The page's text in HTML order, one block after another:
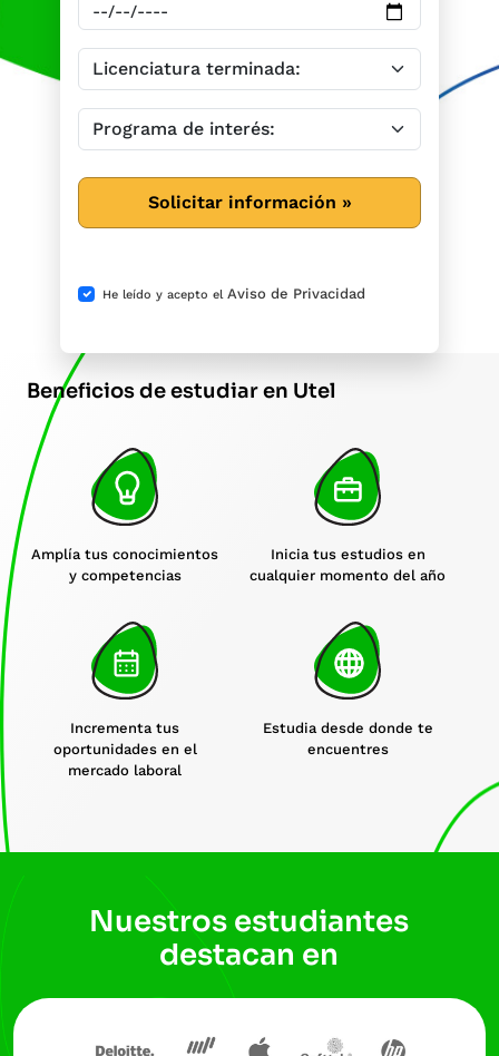
Solicitar información »
He leído y acepto el Aviso de Privacidad
Beneficios de estudiar en Utel
Amplía tus conocimientos
y competencias
Inicia tus estudios en
cualquier momento del año
Incrementa tus
oportunidades en el
mercado laboral
Estudia desde donde te
encuentres
Nuestros estudiantes
destacan en